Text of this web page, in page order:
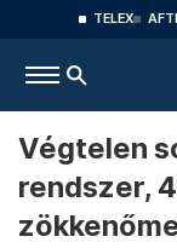
TELEX
Végtelen
rendszer,